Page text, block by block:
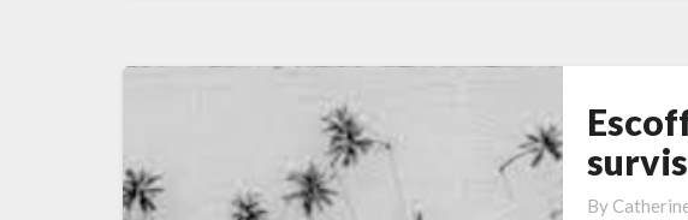
Escoffery,
Jonathan
« Si
je
survis
By